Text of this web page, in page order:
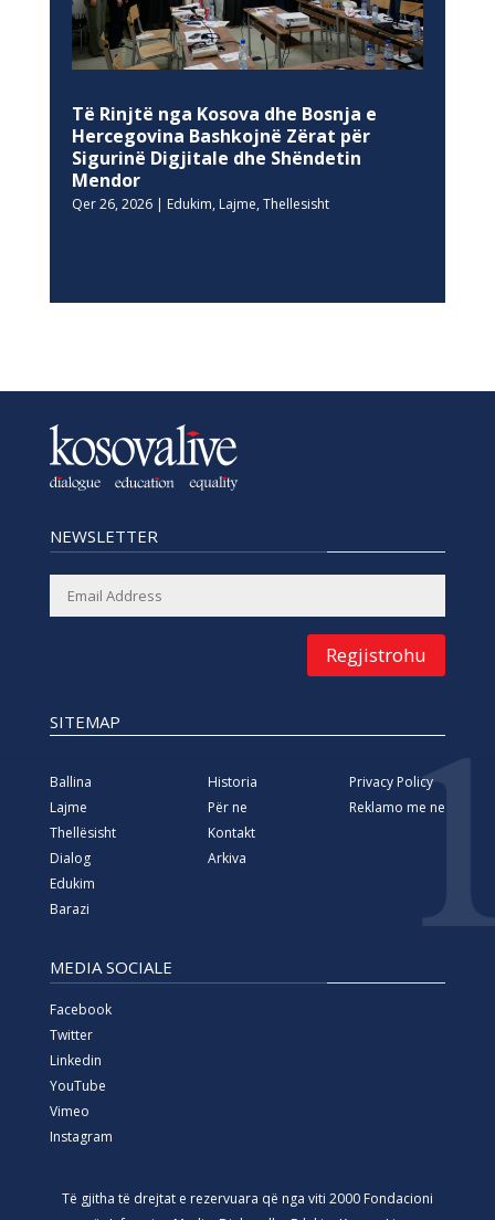
Të Rinjtë nga Kosova dhe Bosnja e
Hercegovina Bashkojnë Zërat për
Sigurinë Digjitale dhe Shëndetin
Mendor
Qer 26, 2026| Edukim, Lajme, Thellesisht
NEWSLETTER
Regjistrohu
SITEMAP
Ballina
Lajme
Thellësisht
Dialog
Edukim
Barazi
Historia
Për ne
Kontakt
Arkiva
Privacy Policy
Reklamo me ne
MEDIA SOCIALE
Facebook
Twitter
Linkedin
YouTube
Vimeo
Instagram
Të gjitha të drejtat e rezervuara që nga viti 2000 Fondacioni